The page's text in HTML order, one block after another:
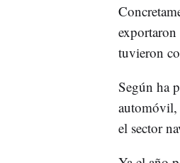
tuvieron
Según ha
automóvil,
el sector